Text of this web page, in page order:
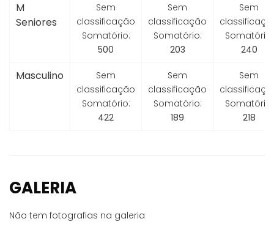
M
Seniores
Sem
classificação
Somatório:
500
Sem
classificação
Somatório:
203
Sem
Somatório:
240
Masculino
Sem
classificação
Somatório:
422
Sem
classificação
Somatório:
189
Sem
Somatório:
218
GALERIA
Não tem fotografias na galeria